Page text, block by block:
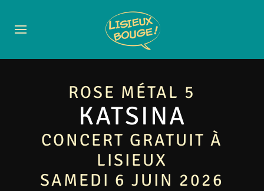
ROSE MÉTAL 5
KATSINA
CONCERT GRATUIT À
LISIEUX
SAMEDI 6 JUIN 2026